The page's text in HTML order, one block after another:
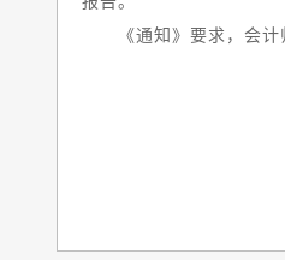
《通知》要求，会计师